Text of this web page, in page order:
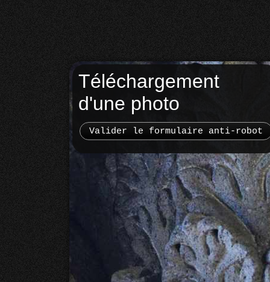
Téléchargement
d'une photo